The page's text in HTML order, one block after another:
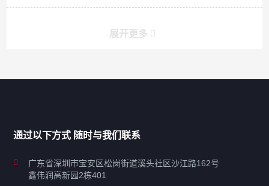
展开更多
工业超声波清洗设备
通过以下方式 随时与我们联系
广东省深圳市宝安区松岗街道溪头社区沙江路162号
鑫伟润高新园2栋401